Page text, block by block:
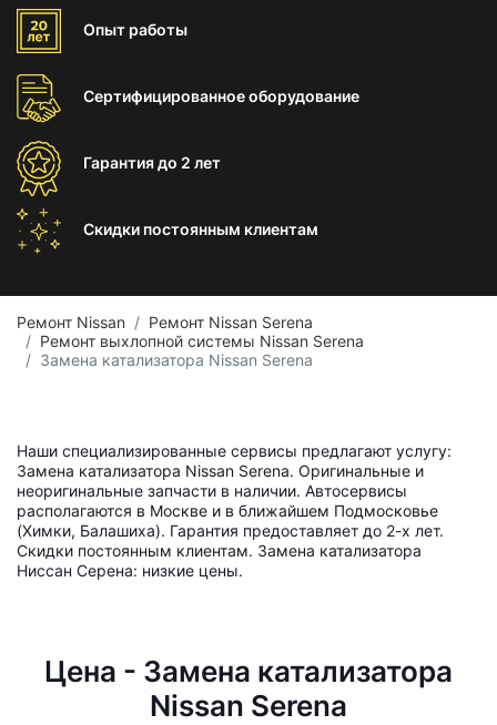
Опыт работы
Сертифицированноеоборудование
Гарантиядо 2 лет
Скидки постоянным клиентам
Ремонт Nissan
Ремонт Nissan Serena
Ремонт выхлопной системы Nissan Serena
Замена катализатора Nissan Serena
Наши специализированные сервисы предлагают услугу:
Замена катализатора Nissan Serena. Оригинальные и
неоригинальные запчасти в наличии. Автосервисы
располагаются в Москве и в ближайшем Подмосковье
(Химки, Балашиха). Гарантия предоставляет до 2-х лет.
Скидки постоянным клиентам. Замена катализатора
Ниссан Серена: низкие цены.
Цена - Замена катализатора
Nissan Serena